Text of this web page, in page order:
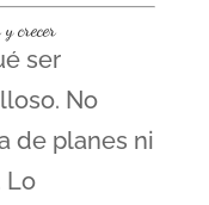
crecer
ser
No
de planes ni
Lo